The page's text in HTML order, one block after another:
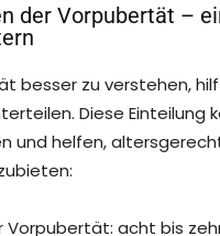
der Vorpubertät –
besser zu verstehen,
Diese Einteilung
und helfen,
Vorpubertät: acht bis